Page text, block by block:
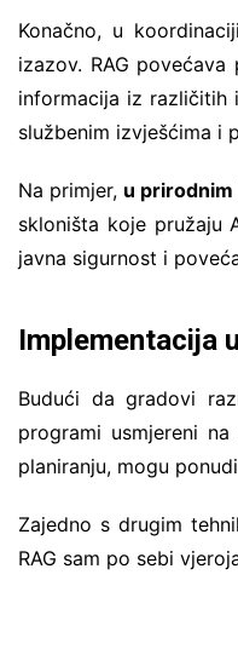
Konačno, u
izazov. RAG
informacija iz različitih
službenim izvješćima i
Na primjer, u
skloništa koje pružaju
javna sigurnost i
Implementacija
Budući da gradovi
programi usmjereni
planiranju, mogu
Zajedno s drugim
RAG sam po sebi